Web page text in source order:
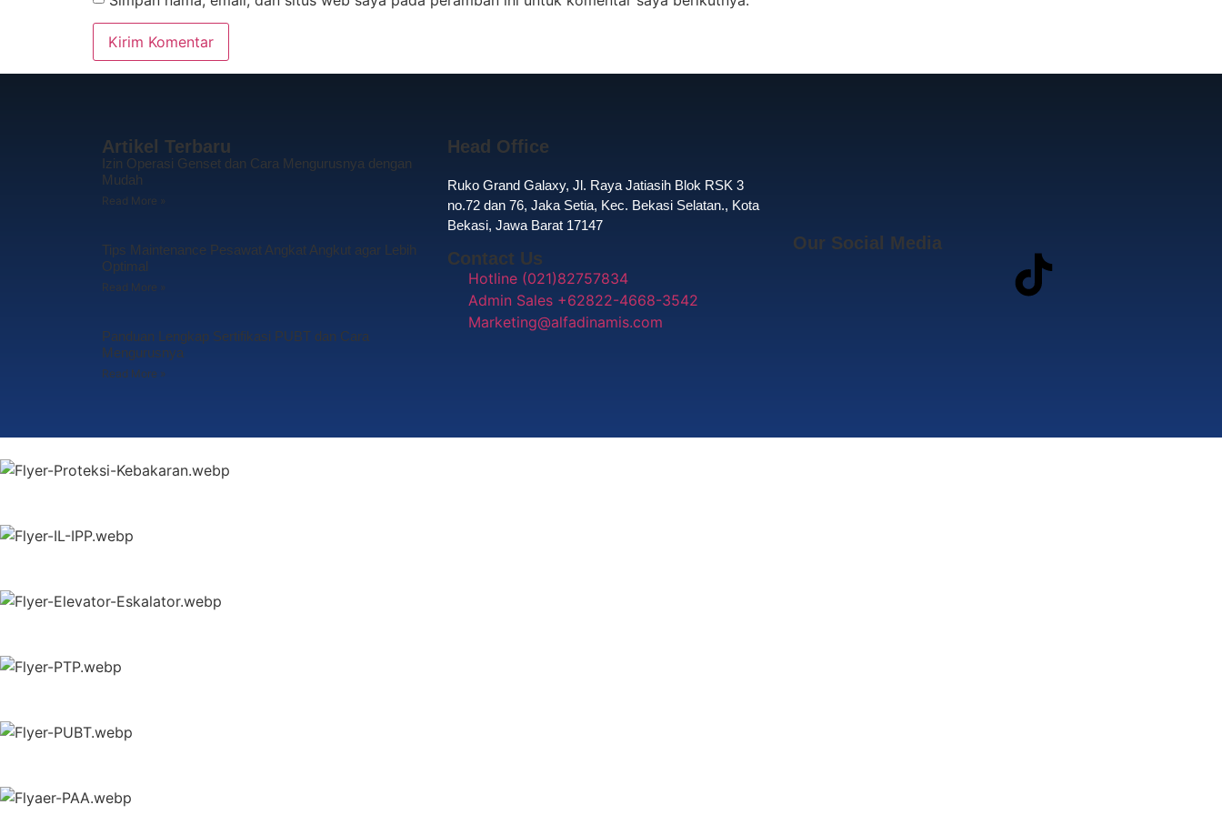
Artikel Terbaru
Izin Operasi Genset dan Cara Mengurusnya dengan
Mudah
Read More »
Tips Maintenance Pesawat Angkat Angkut agar Lebih
Optimal
Read More »
Panduan Lengkap Sertifikasi PUBT dan Cara
Mengurusnya
Read More »
Head Office
Ruko Grand Galaxy, Jl. Raya Jatiasih Blok RSK 3
no.72 dan 76, Jaka Setia, Kec. Bekasi Selatan., Kota
Bekasi, Jawa Barat 17147
Contact Us
Hotline (021)82757834
Admin Sales +62822-4668-3542
Marketing@alfadinamis.com
Our Social Media